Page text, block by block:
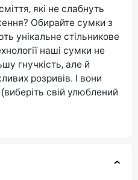
які не слабнуть
Обирайте сумки з
унікальне стільникове
наші сумки не
гнучкість, але й
розривів. І вони
свій улюблений